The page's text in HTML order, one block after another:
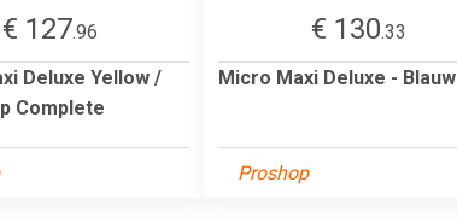
€ 127.96
Deluxe Yellow /
Complete
€ 130.33
Micro Maxi Deluxe - Blauw
Proshop